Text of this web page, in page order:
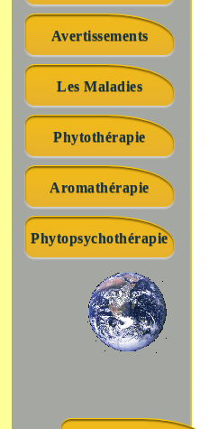
Avertissements
Les Maladies
Phytothérapie
Aromathérapie
Phytopsychothérapie